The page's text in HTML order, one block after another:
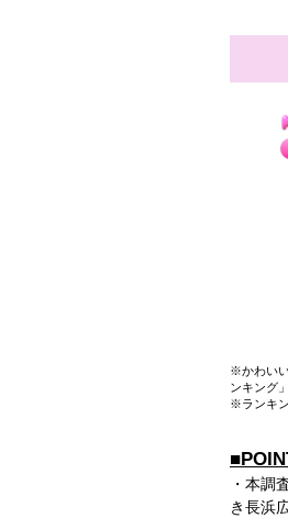
※かわい
ンキング
※ランキ
・本調
き長浜